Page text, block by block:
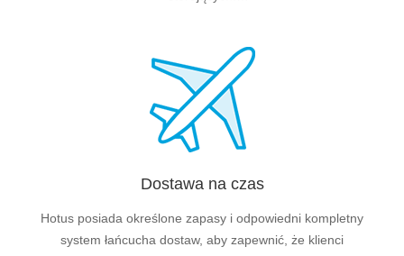
Dostawa na czas
Hotus posiada określone zapasy i odpowiedni kompletny
system łańcucha dostaw, aby zapewnić, że klienci